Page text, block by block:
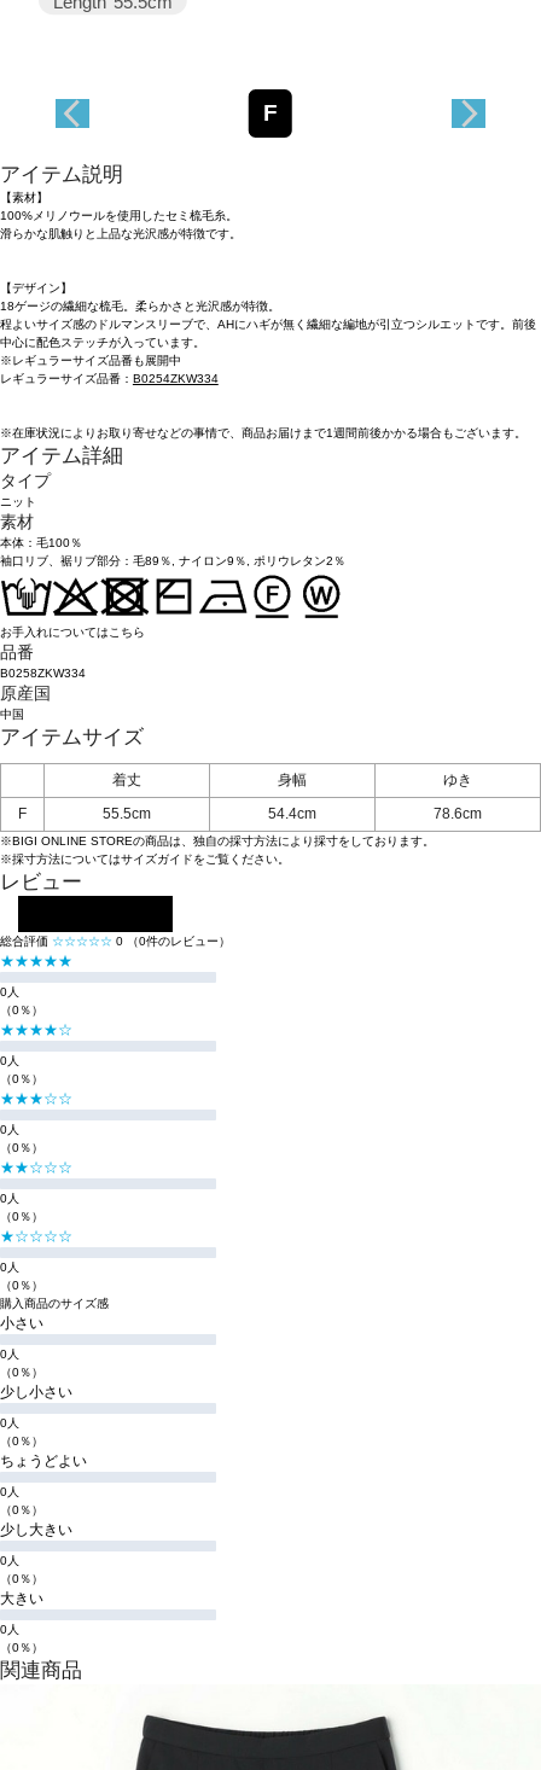
F
アイテム説明
【素材】
100%メリノウールを使用したセミ梳毛糸。
滑らかな肌触りと上品な光沢感が特徴です。
【デザイン】
18ゲージの繊細な梳毛。柔らかさと光沢感が特徴。
程よいサイズ感のドルマンスリーブで、AHにハギが無く繊細な編地が引立つシルエットです。前後
中心に配色ステッチが入っています。
※レギュラーサイズ品番も展開中
レギュラーサイズ品番： B0254ZKW334
※在庫状況によりお取り寄せなどの事情で、商品お届けまで1週間前後かかる場合もございます。
アイテム詳細
タイプ
ニット
素材
本体：毛100％
袖口リブ、裾リブ部分：毛89％, ナイロン9％, ポリウレタン2％
お手入れについてはこちら
品番
B0258ZKW334
原産国
中国
アイテムサイズ
着丈 身幅
ゆき
F
55.5cm 54.4cm 78.6cm
※BIGI ONLINE STOREの商品は、独自の採寸方法により採寸をしております。
※採寸方法についてはサイズガイドをご覧ください。
レビュー
総合評価 ☆☆☆☆☆ 0 （0件のレビュー）
★★★★★
0人
（0％）
★★★★☆
0人
（0％）
★★★☆☆
0人
（0％）
★★☆☆☆
0人
（0％）
★☆☆☆☆
0人
（0％）
購入商品のサイズ感
小さい
0人
（0％）
少し小さい
0人
（0％）
ちょうどよい
0人
（0％）
少し大きい
0人
（0％）
大きい
0人
（0％）
関連商品